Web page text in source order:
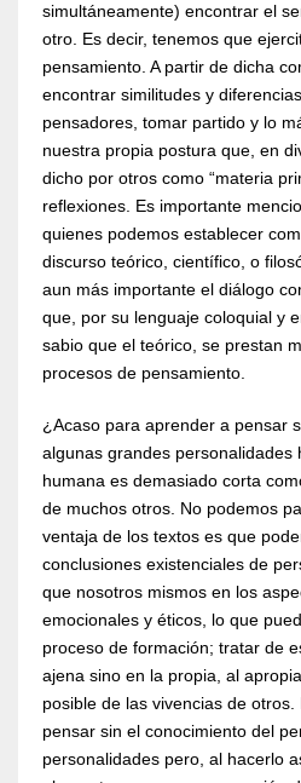
simultáneamente) encontrar el
otro. Es decir, tenemos que
pensamiento. A partir de dicha
encontrar similitudes y
pensadores, tomar partido y lo
nuestra propia postura que, en
dicho por otros como “materia
reflexiones. Es importante
quienes podemos establecer
discurso teórico, científico, o
aun más importante el diálogo
que, por su lenguaje coloquial y
sabio que el teórico, se prestan
procesos de pensamiento.
¿Acaso para aprender a pensar
algunas grandes personalidades
humana es demasiado corta
de muchos otros. No podemos
ventaja de los textos es que
conclusiones existenciales de
que nosotros mismos en los
emocionales y éticos, lo que
proceso de formación; tratar de
ajena sino en la propia, al
posible de las vivencias de
pensar sin el conocimiento del
personalidades pero, al hacerlo